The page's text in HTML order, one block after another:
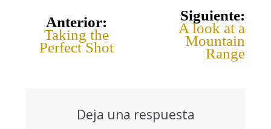
Anterior:
Taking the
Perfect Shot
Siguiente:
A look at a
Mountain
Range
Deja una respuesta